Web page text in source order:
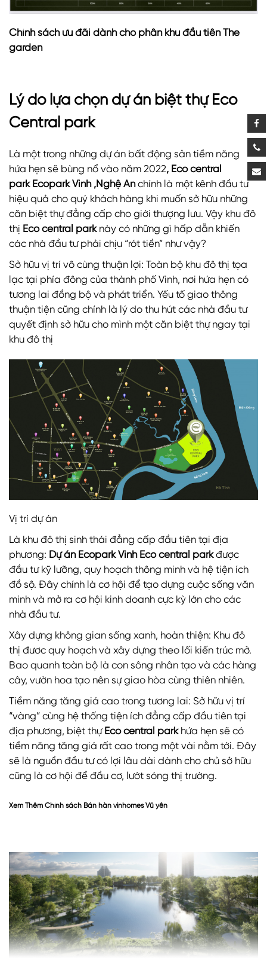
Chính sách ưu đãi dành cho phân khu đầu tiên The
garden
Lý do lựa chọn dự án biệt thự Eco
Central park
Là một trong những dự án bất động sản tiềm năng
hứa hẹn sẽ bùng nổ vào năm 2022, Eco central
park Ecopark Vinh ,Nghệ Anchính là một kênh đầu tư
hiệu quả cho quý khách hàng khi muốn sở hữu những
căn biệt thự đẳng cấp cho giới thượng lưu. Vậy khu đô
thị Eco central park này có những gì hấp dẫn khiến
các nhà đầu tư phải chịu “rót tiền” như vậy?
Sở hữu vị trí vô cùng thuận lợi: Toàn bộ khu đô thị tọa
lạc tại phía đông của thành phố Vinh, nơi hứa hẹn có
tương lai đồng bộ và phát triển. Yếu tố giao thông
thuận tiện cũng chính là lý do thu hút các nhà đầu tư
quyết định sở hữu cho mình một căn biệt thự ngay tại
khu đô thị
Vị trí dự án
Là khu đô thị sinh thái đẳng cấp đầu tiên tại địa
phương: Dự án Ecopark VinhEco central parkđược
đầu tư kỹ lưỡng, quy hoạch thông minh và hệ tiện ích
đồ sộ. Đây chính là cơ hội để tạo dựng cuộc sống văn
minh và mở ra cơ hội kinh doanh cực kỳ lớn cho các
nhà đầu tư.
Xây dựng không gian sống xanh, hoàn thiện: Khu đô
thị đươc quy hoạch và xây dựng theo lối kiến trúc mở.
Bao quanh toàn bộ là con sông nhân tạo và các hàng
cây, vườn hoa tạo nên sự giao hòa cùng thiên nhiên.
Tiềm năng tăng giá cao trong tương lai: Sở hữu vị trí
“vàng” cùng hệ thống tiện ích đẳng cấp đầu tiên tại
địa phương, biệt thự Eco central parkhứa hẹn sẽ có
tiềm năng tăng giá rất cao trong một vài nằm tới. Đây
sẽ là nguồn đầu tư có lợi lâu dài dành cho chủ sở hữu
cũng là cơ hội để đầu cơ, lướt sóng thị trường.
Xem Thêm Chính sách Bán hàn vinhomes Vũ yên